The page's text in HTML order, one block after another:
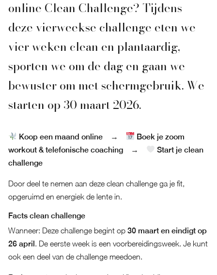
online Clean Challenge? Tijdens
deze vierweekse challenge eten we
vier weken clean en plantaardig,
sporten we om de dag en gaan we
bewuster om met schermgebruik. We
starten op 30 maart 2026.
Koop een maand online →
Boek je zoom
workout & telefonische coaching→
Start je clean
challenge
Door deel te nemen aan deze clean challenge ga je fit,
opgeruimd en energiek de lente in.
Facts clean challenge
Wanneer: Deze challenge begint op 30 maart en eindigt op
26 april. De eerste week is een voorbereidingsweek. Je kunt
ook een deel van de challenge meedoen.